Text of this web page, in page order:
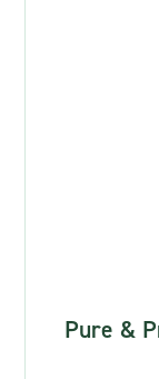
Pure &